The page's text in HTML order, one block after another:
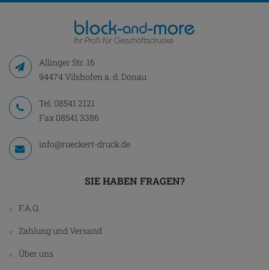
Allinger Str. 16
94474 Vilshofen a. d. Donau
Tel. 08541 2121
Fax 08541 3386
info@rueckert-druck.de
SIE HABEN FRAGEN?
F.A.Q.
Zahlung und Versand
Über uns